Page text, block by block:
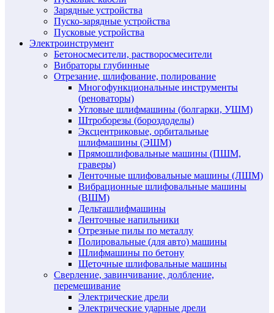
Зарядные устройства
Пуско-зарядные устройства
Пусковые устройства
Электроинструмент
Бетоносмесители, растворосмесители
Вибраторы глубинные
Отрезание, шлифование, полирование
Многофункциональные инструменты
(реноваторы)
Угловые шлифмашины (болгарки, УШМ)
Штроборезы (бороздоделы)
Эксцентриковые, орбитальные
шлифмашины (ЭШМ)
Прямошлифовальные машины (ПШМ,
граверы)
Ленточные шлифовальные машины (ЛШМ)
Вибрационные шлифовальные машины
(ВШМ)
Дельташлифмашины
Ленточные напильники
Отрезные пилы по металлу
Полировальные (для авто) машины
Шлифмашины по бетону
Щеточные шлифовальные машины
Сверление, завинчивание, долбление,
перемешивание
Электрические дрели
Электрические ударные дрели